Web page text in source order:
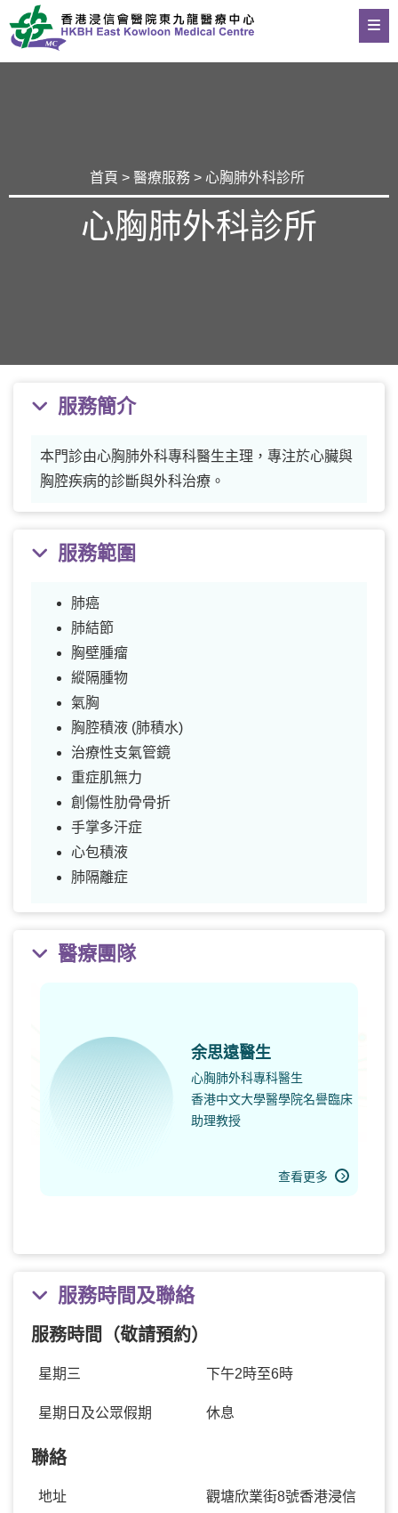
首頁 > 醫療服務> 心胸肺外科診所
心胸肺外科診所
服務簡介
本門診由心胸肺外科專科醫生主理，專注於心臟與
胸腔疾病的診斷與外科治療。
服務範圍
肺癌
肺結節
胸壁腫瘤
縱隔腫物
氣胸
胸腔積液 (肺積水)
治療性支氣管鏡
重症肌無力
創傷性肋骨骨折
手掌多汗症
心包積液
肺隔離症
醫療團隊
余思遠醫生
心胸肺外科專科醫生
香港中文大學醫學院名譽臨床
助理教授
查看更多
服務時間及聯絡
服務時間（敬請預約）
星期三 下午2時至6時
星期日及公眾假期 休息
聯絡
地址
觀塘欣業街8號香港浸信